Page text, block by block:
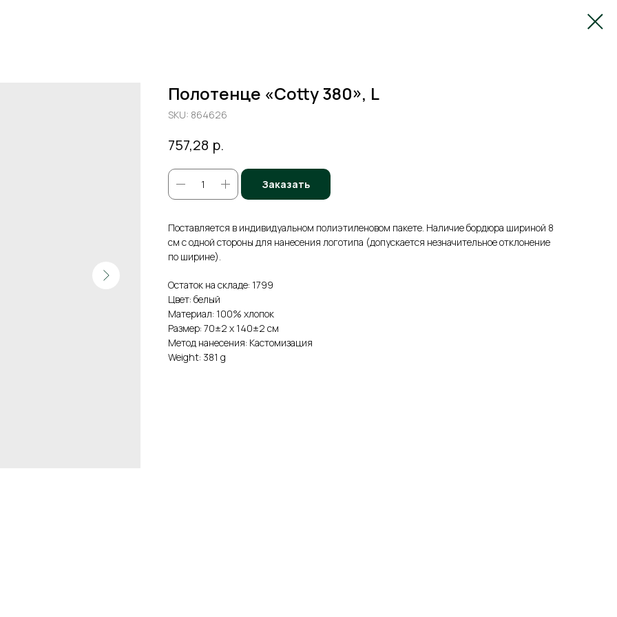
Полотенце «Cotty 380», L
SKU: 864626
757,28 р.
Заказать
Поставляется в индивидуальном полиэтиленовом пакете. Наличие бордюра шириной 8
см с одной стороны для нанесения логотипа (допускается незначительное отклонение
по ширине).
Остаток на складе: 1799
Цвет: белый
Материал: 100% хлопок
Размер: 70±2 х 140±2 см
Метод нанесения: Кастомизация
Weight: 381 g